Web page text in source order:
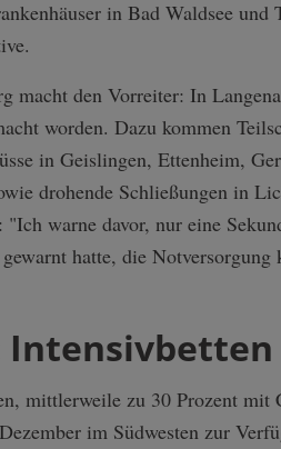
in Bad Waldsee
macht den Vorreiter: In
worden. Dazu kommen
in Geislingen, Ettenheim,
drohende Schließungen in
warne davor, nur eine
hatte, die
mittlerweile zu 30 Prozent mit
im Südwesten zur